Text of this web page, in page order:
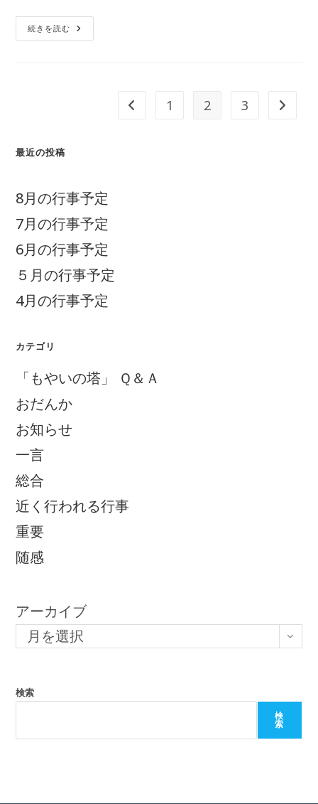
続きを読む 合
掌
前のページヘ
1 2 3 次のペ
最近の投稿
8月の行事予定
7月の行事予定
6月の行事予定
５月の行事予定
4月の行事予定
カテゴリ
「もやいの塔」 Ｑ＆Ａ
おだんか
お知らせ
一言
総合
近く行われる行事
重要
随感
アーカイブ
月を選択
検索
検
索